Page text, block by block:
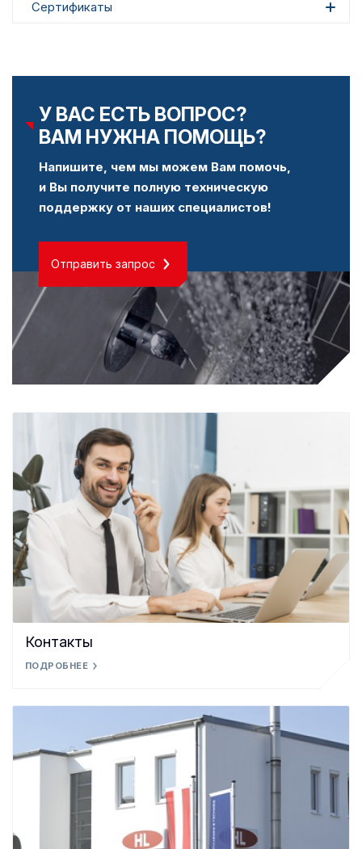
Сертификаты
У ВАС ЕСТЬ ВОПРОС?
ВАМ НУЖНА ПОМОЩЬ?
Напишите, чем мы можем Вам помочь,
и Вы получите полную техническую
поддержку от наших специалистов!
Отправить запрос
Контакты
ПОДРОБНЕЕ